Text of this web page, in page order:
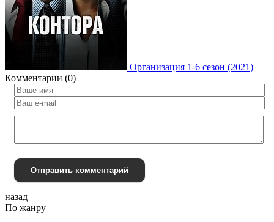
Организация 1-6 сезон (2021)
Комментарии (0)
Отправить комментарий
назад
По жанру